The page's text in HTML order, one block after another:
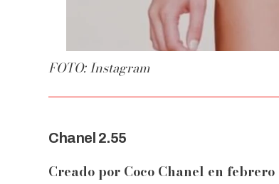
FOTO: Instagram
Chanel 2.55
Creado por Coco Chanel en